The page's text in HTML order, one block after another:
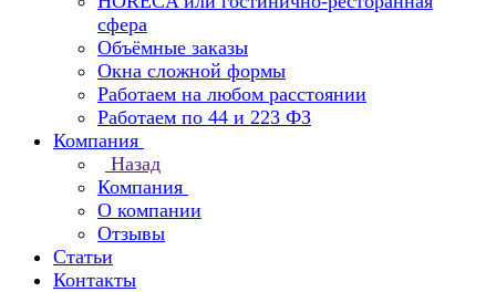
сфера
Объёмные заказы
Окна сложной формы
Работаем на любом расстоянии
Работаем по 44 и 223 ФЗ
Компания
Назад
Компания
О компании
Отзывы
Статьи
Контакты